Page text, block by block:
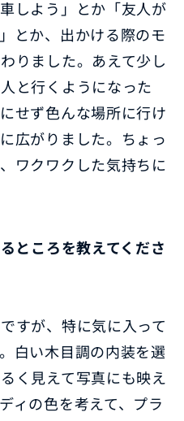
しよう」とか「友人が
とか、出かける際のモ
りました。あえて少し
と行くようになった
せず色んな場所に行け
広がりました。ちょっ
ワクワクした気持ちに
ところを教えてくださ
すが、特に気に入って
白い木目調の内装を選
く見えて写真にも映え
ィの色を考えて、プラ